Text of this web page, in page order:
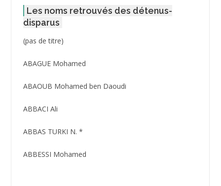
Les noms retrouvés des détenus-
disparus
(pas de titre)Post
3416
ABAGUE Mohamed
ABAOUB Mohamed ben Daoudi
ABBACI Ali
ABBAS TURKI N. *
ABBESSI Mohamed